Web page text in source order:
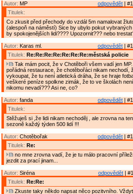
odpovědět |
Autor: MP
Titulek:
Co zkusit před přechody do vzdál 5m namalovat
(alespoň na náměstí) Sice by ubylo pokut vybraných
by spokojenějších lidi???? Upozornit??? nebo
odpovědět |
Autor: Karas ml.
Titulek: Re:Re:Re:Re:Re:Re:Re:městská policie
Tak mám pocit, že v Chotěboři všem vadí jen
pořádná restaurace, že chotěbořáci nikam nechodí,
vykoupat, že tu není atletická dráha, že se hraje
veškeré peníze spolkne zimák, že to ve školách
nikomu nevadí??? Asi ne, co?
odpovědět |
Autor: fanda
Titulek:
Stěžuješ si ,že lidi nikam nechoděj , ale zrovna na
sezoně každý týden 500 lidí !!!
odpovědět |
Autor: Chotěbořak
Titulek: Re:
no mne zrovna vadí, že je tu málo pracovní
jezdit za prací jinam...
odpovědět |
Autor: Siréna
Titulek: Re:Re:
Zkuste taky někdo napsat něco pozitvního.